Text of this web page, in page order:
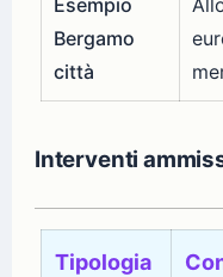
Bergamo
città
Interventi
Tipologia